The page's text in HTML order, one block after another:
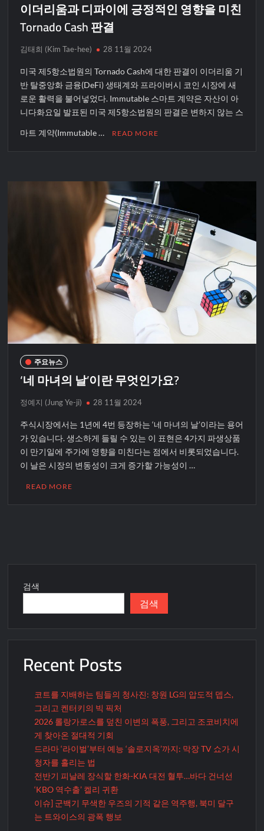
이더리움과 디파이에 긍정적인 영향을 미친
Tornado Cash 판결
김태희 (Kim Tae-hee) 28 11월 2024
미국 제5항소법원의 Tornado Cash에 대한 판결이 이더리움 기
반 탈중앙화 금융(DeFi) 생태계와 프라이버시 코인 시장에 새
로운 활력을 불어넣었다. Immutable 스마트 계약은 자산이 아
니다화요일 발표된 미국 제5항소법원의 판결은 변하지 않는 스
마트 계약(Immutable … READ MORE
주요뉴스
‘네 마녀의 날’이란 무엇인가요?
정예지 (Jung Ye-ji) 28 11월 2024
주식시장에서는 1년에 4번 등장하는 ‘네 마녀의 날’이라는 용어
가 있습니다. 생소하게 들릴 수 있는 이 표현은 4가지 파생상품
이 만기일에 주가에 영향을 미친다는 점에서 비롯되었습니다.
이 날은 시장의 변동성이 크게 증가할 가능성이 …
READ MORE
검색
검색
Recent Posts
코트를 지배하는 팀들의 청사진: 창원 LG의 압도적 뎁스,
그리고 켄터키의 빅 픽처
2026 롤랑가로스를 덮친 이변의 폭풍, 그리고 조코비치에
게 찾아온 절대적 기회
드라마 ‘라이벌’부터 예능 ‘솔로지옥’까지: 막장 TV 쇼가 시
청자를 홀리는 법
전반기 피날레 장식할 한화-KIA 대전 혈투…바다 건너선
‘KBO 역수출’ 켈리 귀환
이슈] 군백기 무색한 우즈의 기적 같은 역주행, 북미 달구
는 트와이스의 광폭 행보